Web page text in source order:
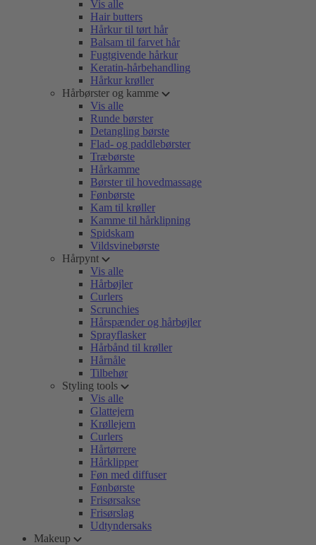
Vis alle
Hair butters
Hårkur til tørt hår
Balsam til farvet hår
Fugtgivende hårkur
Keratin-hårbehandling
Hårkur krøller
Hårbørster og kamme
Vis alle
Runde børster
Detangling børste
Flad- og paddlebørster
Træbørste
Hårkamme
Børster til hovedmassage
Fønbørste
Kam til krøller
Kamme til hårklipning
Spidskam
Vildsvinebørste
Hårpynt
Vis alle
Hårbøjler
Curlers
Scrunchies
Hårspænder og hårbøjler
Sprayflasker
Hårbånd til krøller
Hårnåle
Tilbehør
Styling tools
Vis alle
Glattejern
Krøllejern
Curlers
Hårtørrere
Hårklipper
Føn med diffuser
Fønbørste
Frisørsakse
Frisørslag
Udtyndersaks
Makeup